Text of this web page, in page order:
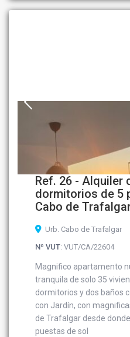
Ref. 26 - Alquiler
dormitorios de 5
Cabo de
Urb. Cabo de Trafalgar
Nº VUT: VUT/CA/22604
Magnifico apartamento
tranquila de solo 35
dormitorios y dos baños
con Jardín, con
de Trafalgar desde
puestas de sol